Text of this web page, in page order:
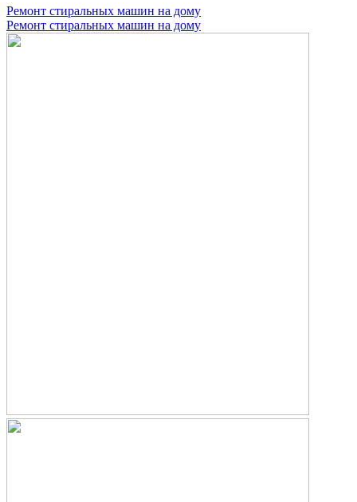
Ремонт стиральных машин на дому
Ремонт стиральных машин на дому